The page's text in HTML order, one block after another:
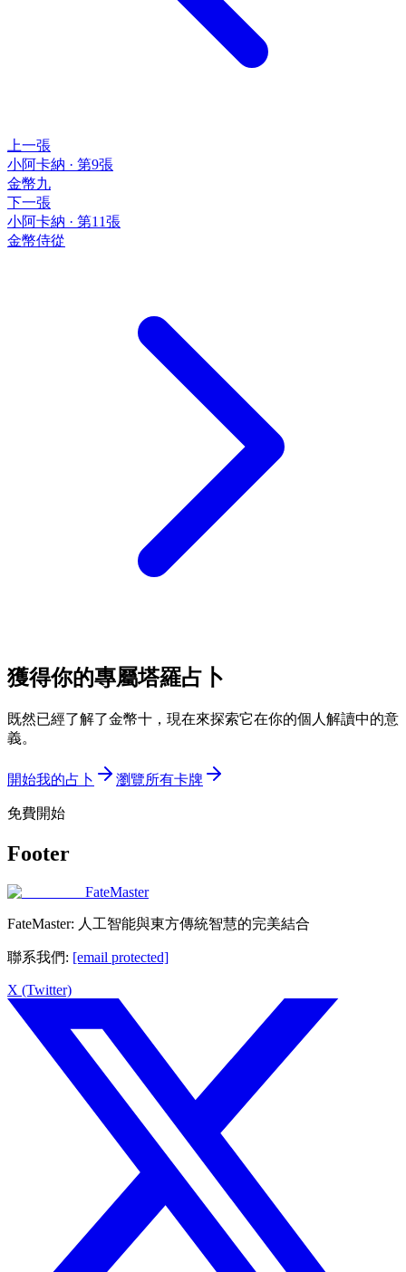
上一張
小阿卡納 · 第9張
金幣九
下一張
小阿卡納 · 第11張
金幣侍從
獲得你的專屬塔羅占卜
既然已經了解了金幣十，現在來探索它在你的個人解讀中的意
義。
開始我的占卜 瀏覽所有卡牌
免費開始
Footer
FateMaster
FateMaster: 人工智能與東方傳統智慧的完美結合
聯系我們: [email protected]
X (Twitter)